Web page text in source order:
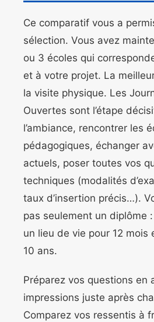
Ce comparatif vous a
sélection. Vous avez
ou 3 écoles qui
et à votre projet. La
la visite physique. Les
Ouvertes sont l’étape
l’ambiance, rencontrer les
pédagogiques, échanger
actuels, poser toutes vos
techniques (modalités
taux d’insertion précis…).
pas seulement un diplôme
un lieu de vie pour 12 mois
10 ans.
Préparez vos questions en
impressions juste après
Comparez vos ressentis à